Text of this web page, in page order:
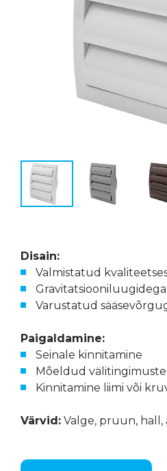
Disain:
Valmistatud
Gravitatsiooniluugidega
Varustatud
Paigaldamine:
Seinale kinnitamine
Mõeldud
Kinnitamine liimi või
Värvid: Valge, pruun, hall,